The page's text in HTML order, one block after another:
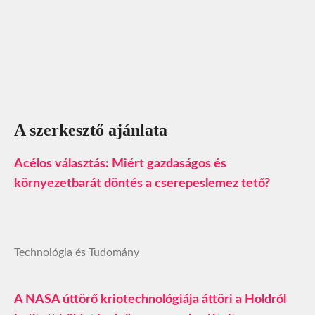
A szerkesztő ajánlata
Acélos választás: Miért gazdaságos és
környezetbarát döntés a cserepeslemez tető?
Technológia és Tudomány
A NASA úttörő kriotechnológiája áttöri a Holdról